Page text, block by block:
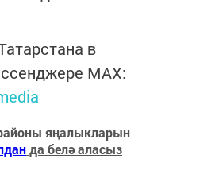
в
MАХ:
яңалыкларын
да белә аласыз